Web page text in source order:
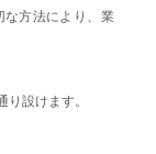
方法により、業
設けます。